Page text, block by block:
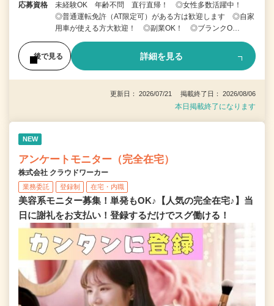
応募資格
未経験OK 年齢不問 直行直帰！ ◎女性多数活躍中！
◎普通運転免許（AT限定可）がある方は歓迎します ◎自家
用車が使える方大歓迎！ ◎副業OK！ ◎ブランクO…
後で見る 詳細を見る
更新日： 2026/07/21 掲載終了日： 2026/08/06
本日掲載終了になります
NEW
アンケートモニター（完全在宅）
株式会社 クラウドワーカー
業務委託 登録制 在宅・内職
美容系モニター募集！単発もOK♪【人気の完全在宅♪】当
日に謝礼をお支払い！登録するだけでスグ働ける！